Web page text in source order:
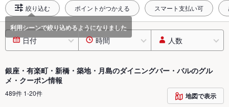
絞り込む ポイントがつかえる スマート支払い可
日付 時間 人数
銀座・有楽町・新橋・築地・月島のダイニングバー・バルのグル
メ・クーポン情報
489件 1-20件 地図で表示